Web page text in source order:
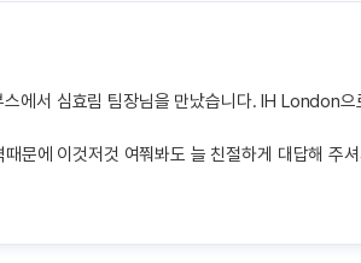
에서 심효림 팀장님을 만났습니다. IH London
문에 이것저것 여쭤봐도 늘 친절하게 대답해 주